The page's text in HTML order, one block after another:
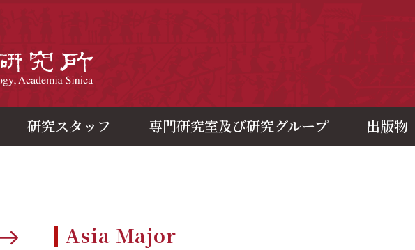
研究スタッフ 専門研究室及び研究グループ 出版物
Asia Major